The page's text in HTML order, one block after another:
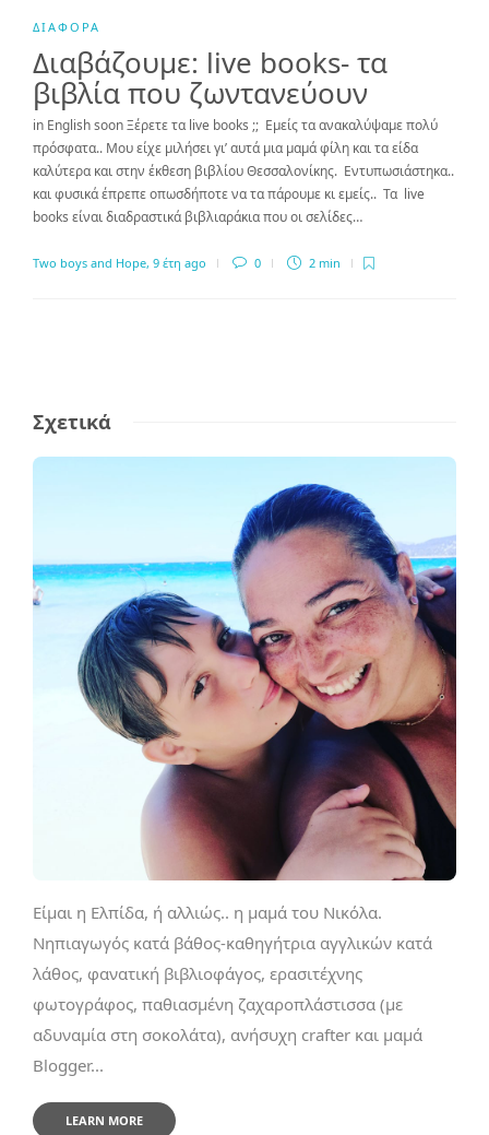
ΔΙΆΦΟΡΑ
Διαβάζουμε: live books- τα
βιβλία που ζωντανεύουν
in English soon Ξέρετε τα live books ;; Εμείς τα ανακαλύψαμε πολύ
πρόσφατα.. Μου είχε μιλήσει γι’ αυτά μια μαμά φίλη και τα είδα
καλύτερα και στην έκθεση βιβλίου Θεσσαλονίκης. Εντυπωσιάστηκα..
και φυσικά έπρεπε οπωσδήποτε να τα πάρουμε κι εμείς.. Τα live
books είναι διαδραστικά βιβλιαράκια που οι σελίδες…
Two boys and Hope, 9 έτη ago 0 2 min
Σχετικά
Είμαι η Ελπίδα, ή αλλιώς.. η μαμά του Νικόλα.
Νηπιαγωγός κατά βάθος-καθηγήτρια αγγλικών κατά
λάθος, φανατική βιβλιοφάγος, ερασιτέχνης
φωτογράφος, παθιασμένη ζαχαροπλάστισσα (με
αδυναμία στη σοκολάτα), ανήσυχη crafter και μαμά
Blogger...
LEARN MORE